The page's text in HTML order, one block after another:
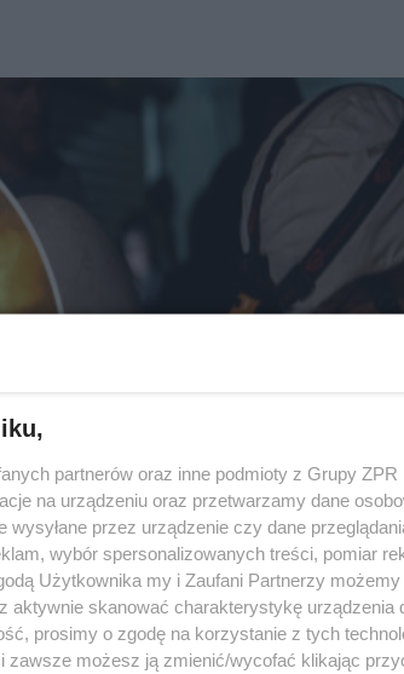
partnerów oraz inne podmioty z Grupy
na urządzeniu oraz przetwarzamy dane
wysyłane przez urządzenie czy dane
wybór spersonalizowanych treści, pomiar
Użytkownika my i Zaufani Partnerzy
aktywnie skanować charakterystykę urządzenia
prosimy o zgodę na korzystanie z tych
zawsze możesz ją zmienić/wycofać klikając